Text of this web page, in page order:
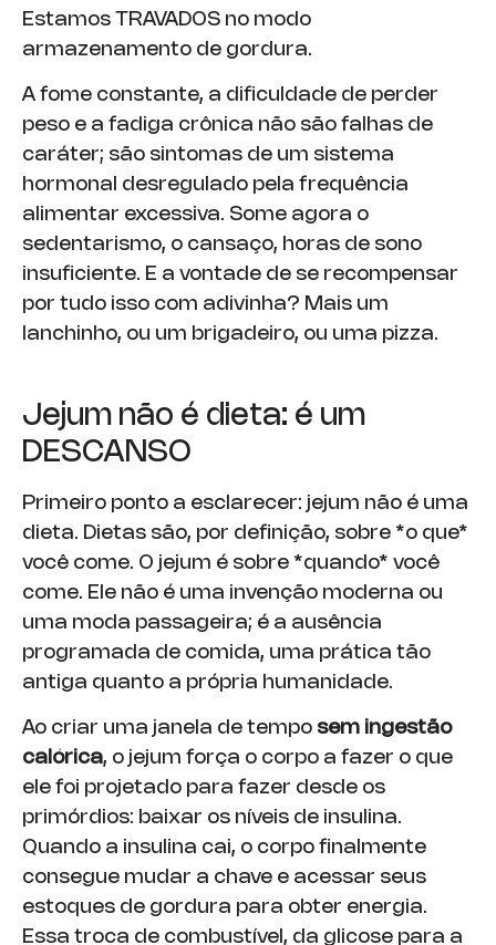
Estamos TRAVADOS no modo
armazenamento de gordura.
A fome constante, a dificuldade de perder
peso e a fadiga crônica não são falhas de
caráter; são sintomas de um sistema
hormonal desregulado pela frequência
alimentar excessiva. Some agora o
sedentarismo, o cansaço, horas de sono
insuficiente. E a vontade de se recompensar
por tudo isso com adivinha? Mais um
lanchinho, ou um brigadeiro, ou uma pizza.
Jejum não é dieta: é um
DESCANSO
Primeiro ponto a esclarecer: jejum não é uma
dieta. Dietas são, por definição, sobre *o que*
você come. O jejum é sobre *quando* você
come. Ele não é uma invenção moderna ou
uma moda passageira; é a ausência
programada de comida, uma prática tão
antiga quanto a própria humanidade.
Ao criar uma janela de tempo sem ingestão
calórica, o jejum força o corpo a fazer o que
ele foi projetado para fazer desde os
primórdios: baixar os níveis de insulina.
Quando a insulina cai, o corpo finalmente
consegue mudar a chave e acessar seus
estoques de gordura para obter energia.
Essa troca de combustível, da glicose para a